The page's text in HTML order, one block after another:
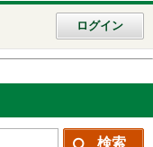
ログイン